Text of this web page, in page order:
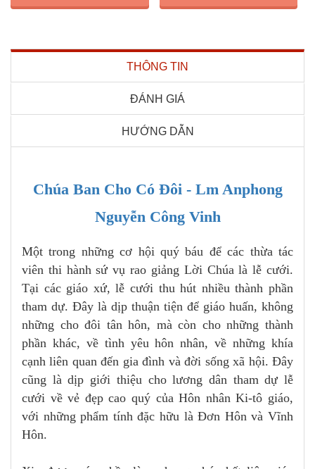
THÔNG TIN
ĐÁNH GIÁ
HƯỚNG DẪN
Chúa Ban Cho Có Đôi - Lm Anphong
Nguyễn Công Vinh
Một trong những cơ hội quý báu để các thừa tác
viên thi hành sứ vụ rao giảng Lời Chúa là lễ cưới.
Tại các giáo xứ, lễ cưới thu hút nhiều thành phần
tham dự. Đây là dịp thuận tiện để giáo huấn, không
những cho đôi tân hôn, mà còn cho những thành
phần khác, về tình yêu hôn nhân, về những khía
cạnh liên quan đến gia đình và đời sống xã hội. Đây
cũng là dịp giới thiệu cho lương dân tham dự lễ
cưới về vẻ đẹp cao quý của Hôn nhân Ki-tô giáo,
với những phẩm tính đặc hữu là Đơn Hôn và Vĩnh
Hôn.